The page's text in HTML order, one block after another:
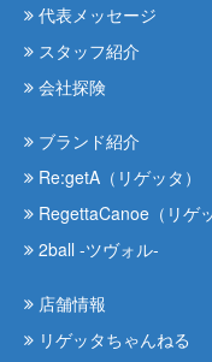
代表メッセージ
スタッフ紹介
会社探険
ブランド紹介
Re:getA（リゲッタ）
RegettaCanoe（リゲ
2ball -ツヴォル-
店舗情報
リゲッタちゃんねる